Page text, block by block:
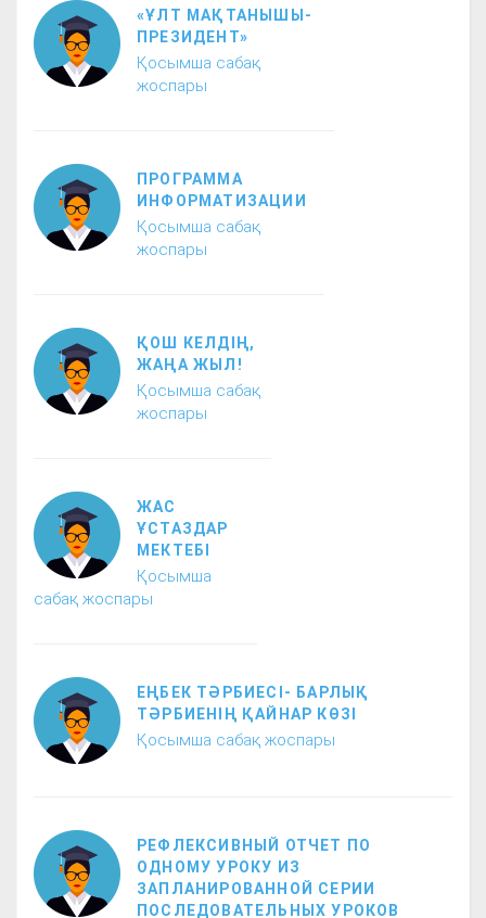
«ҰЛТ МАҚТАНЫШЫ-
ПРЕЗИДЕНТ»
Қосымша сабақ
жоспары
ПРОГРАММА
ИНФОРМАТИЗАЦИИ
Қосымша сабақ
жоспары
ҚОШ КЕЛДІҢ,
ЖАҢА ЖЫЛ!
Қосымша сабақ
жоспары
ЖАС
ҰСТАЗДАР
МЕКТЕБІ
Қосымша
сабақ жоспары
ЕҢБЕК ТӘРБИЕСІ- БАРЛЫҚ
ТӘРБИЕНІҢ ҚАЙНАР КӨЗІ
Қосымша сабақ жоспары
РЕФЛЕКСИВНЫЙ ОТЧЕТ ПО
ОДНОМУ УРОКУ ИЗ
ЗАПЛАНИРОВАННОЙ СЕРИИ
ПОСЛЕДОВАТЕЛЬНЫХ УРОКОВ